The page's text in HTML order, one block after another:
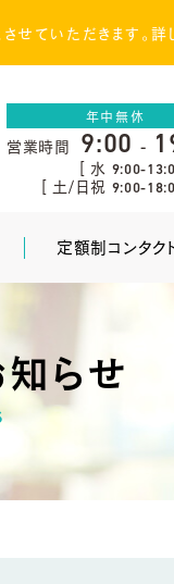
せていただきます。詳
定額制コンタク
年中無休
営業時間 9:00 -
[ 水 9:00-
[ 土/日祝 9:00-
知らせ